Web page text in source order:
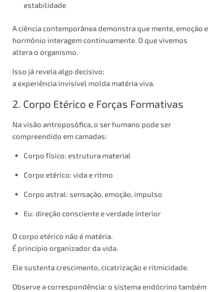
estabilidade
A ciência contemporânea demonstra que mente, emoção e
hormônio interagem continuamente. O que vivemos
altera o organismo.
Isso já revela algo decisivo:
a experiência invisível molda matéria viva.
2. Corpo Etérico e Forças Formativas
Na visão antroposófica, o ser humano pode ser
compreendido em camadas:
Corpo físico: estrutura material
Corpo etérico: vida e ritmo
Corpo astral: sensação, emoção, impulso
Eu: direção consciente e verdade interior
O corpo etérico não é matéria.
É princípio organizador da vida.
Ele sustenta crescimento, cicatrização e ritmicidade.
Observe a correspondência: o sistema endócrino também